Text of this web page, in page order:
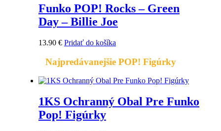
Funko POP! Rocks – Green
Day – Billie Joe
13.90 € Pridať do košíka
Najpredávanejšie POP! Figúrky
1KS Ochranný Obal Pre Funko
Pop! Figúrky